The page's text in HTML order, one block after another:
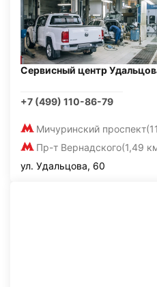
Сервисный центр
+7 (499) 110-86-79
Мичуринский проспект
Пр-т Вернадского(1,49
ул. Удальцова, 60